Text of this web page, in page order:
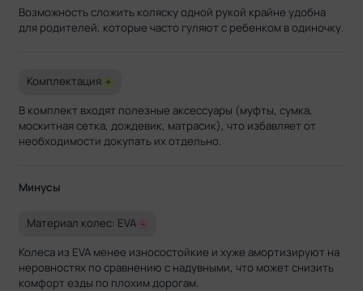
Возможность сложить коляску одной рукой крайне удобна
для родителей, которые часто гуляют с ребенком в одиночку.
Комплектация +
В комплект входят полезные аксессуары (муфты, сумка,
москитная сетка, дождевик, матрасик), что избавляет от
необходимости докупать их отдельно.
Минусы
Материал колес: EVA -
Колеса из EVA менее износостойкие и хуже амортизируют на
неровностях по сравнению с надувными, что может снизить
комфорт езды по плохим дорогам.